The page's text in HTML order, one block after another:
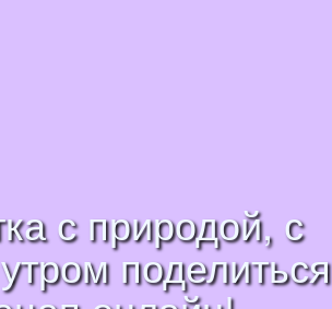
с природой, с
поделиться